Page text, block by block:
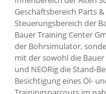
Geschäftsbereich Parts
Steuerungsbereich der
Bauer Training Center
der Bohrsimulator,
mit der sowohl die
und NEORig die Stand-
Besichtigung eines Öl-